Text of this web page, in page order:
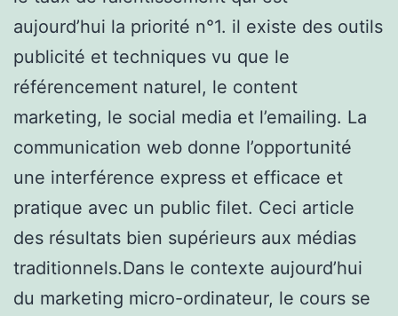
aujourd’hui la priorité n°1. il existe des outils
publicité et techniques vu que le
référencement naturel, le content
marketing, le social media et l’emailing. La
communication web donne l’opportunité
une interférence express et efficace et
pratique avec un public filet. Ceci article
des résultats bien supérieurs aux médias
traditionnels.Dans le contexte aujourd’hui
du marketing micro-ordinateur, le cours se